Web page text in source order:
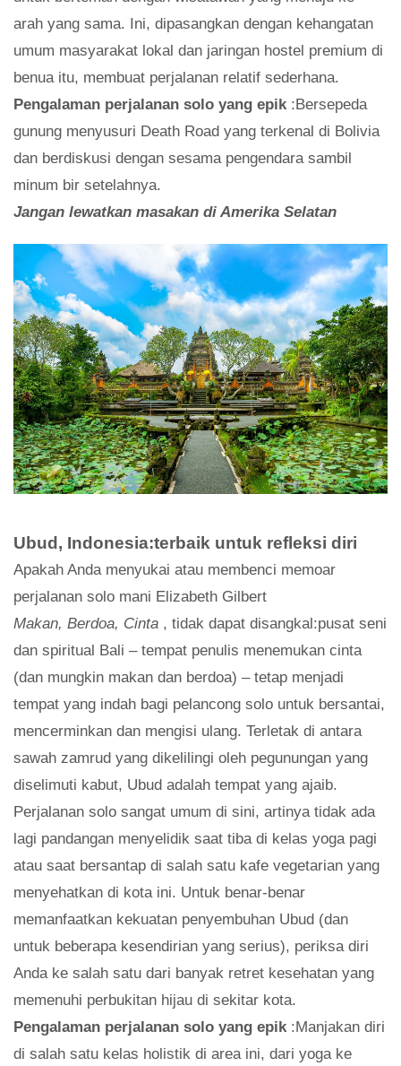
arah yang sama. Ini, dipasangkan dengan kehangatan
umum masyarakat lokal dan jaringan hostel premium di
benua itu, membuat perjalanan relatif sederhana.
Pengalaman perjalanan solo yang epik :Bersepeda
gunung menyusuri Death Road yang terkenal di Bolivia
dan berdiskusi dengan sesama pengendara sambil
minum bir setelahnya.
Jangan lewatkan masakan di Amerika Selatan
Ubud, Indonesia:terbaik untuk refleksi diri
Apakah Anda menyukai atau membenci memoar
perjalanan solo mani Elizabeth Gilbert
Makan, Berdoa, Cinta , tidak dapat disangkal:pusat seni
dan spiritual Bali – tempat penulis menemukan cinta
(dan mungkin makan dan berdoa) – tetap menjadi
tempat yang indah bagi pelancong solo untuk bersantai,
mencerminkan dan mengisi ulang. Terletak di antara
sawah zamrud yang dikelilingi oleh pegunungan yang
diselimuti kabut, Ubud adalah tempat yang ajaib.
Perjalanan solo sangat umum di sini, artinya tidak ada
lagi pandangan menyelidik saat tiba di kelas yoga pagi
atau saat bersantap di salah satu kafe vegetarian yang
menyehatkan di kota ini. Untuk benar-benar
memanfaatkan kekuatan penyembuhan Ubud (dan
untuk beberapa kesendirian yang serius), periksa diri
Anda ke salah satu dari banyak retret kesehatan yang
memenuhi perbukitan hijau di sekitar kota.
Pengalaman perjalanan solo yang epik :Manjakan diri
di salah satu kelas holistik di area ini, dari yoga ke